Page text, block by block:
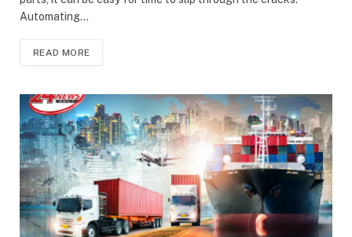
Automating…
READ MORE